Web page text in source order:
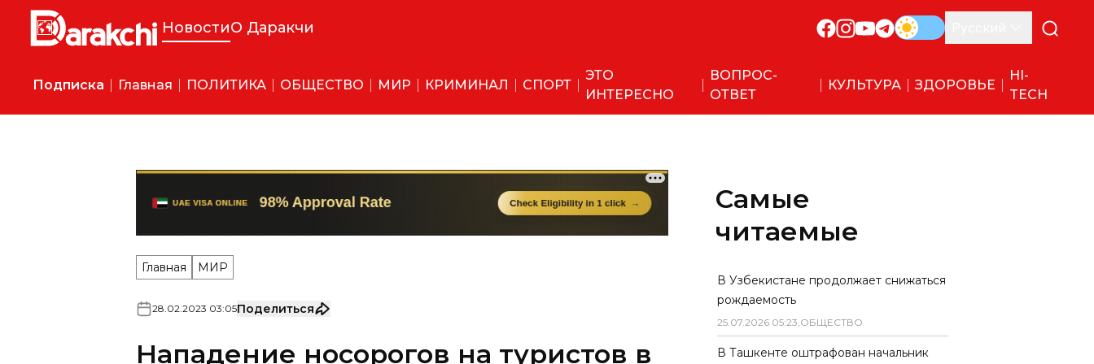
НовостиО Даракчи
Подписка Главная ПОЛИТИКА ОБЩЕСТВО МИР КРИМИНАЛ СПОРТ
ЭТО
ИНТЕРЕСНО
ВОПРОС-
ОТВЕТ
КУЛЬТУРА ЗДОРОВЬЕ
HI-
TECH
Главная МИР
28 02 2023 03:05Поделиться
Нападение носорогов на туристов в
Самые
читаемые
В Узбекистане продолжает снижаться
рождаемость
25.07.2026 05:23,ОБЩЕСТВО
В Ташкенте оштрафован начальник